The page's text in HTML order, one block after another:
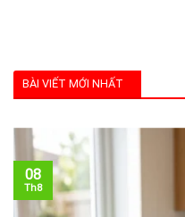
BÀI VIẾT MỚI NHẤT
08
Th8